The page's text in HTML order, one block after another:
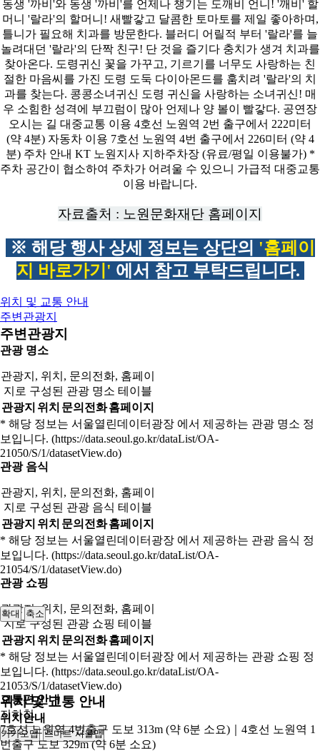
자료출처 : 노원문화재단 홈페이지
※ 해당 행사 상세 정보는 상단의 '홈페이
지 바로가기' 에서 참고 부탁드립니다.
위치 및 교통 안내
주변관광지
주변관광지
관광 명소
관광지, 위치, 문의전화, 홈페이
지로 구성된 관광 명소 테이블
관광지 위치 문의전화홈페이지
* 해당 정보는 서울열린데이터광장 에서 제공하는 관광 명소 정
보입니다. (https://data.seoul.go.kr/dataList/OA-
21050/S/1/datasetView.do)
관광 음식
관광지, 위치, 문의전화, 홈페이
지로 구성된 관광 음식 테이블
관광지 위치 문의전화홈페이지
* 해당 정보는 서울열린데이터광장 에서 제공하는 관광 음식 정
보입니다. (https://data.seoul.go.kr/dataList/OA-
21054/S/1/datasetView.do)
관광 쇼핑
관광지, 위치, 문의전화, 홈페이
지로 구성된 관광 쇼핑 테이블
관광지 위치 문의전화홈페이지
* 해당 정보는 서울열린데이터광장 에서 제공하는 관광 쇼핑 정
보입니다. (https://data.seoul.go.kr/dataList/OA-
21053/S/1/datasetView.do)
위치 및 교통 안내
위치안내
카카오맵 스마트 서울맵
250m
확대 축소
교통편 안내
지하철
7호선 노원역 4번출구 도보 313m (약 6분 소요)｜4호선 노원역 1
번출구 도보 329m (약 6분 소요)